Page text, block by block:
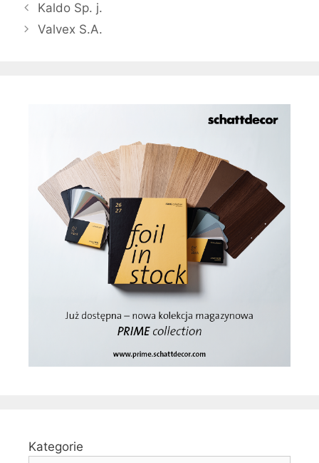
Kaldo Sp. j.
Valvex S.A.
Kategorie